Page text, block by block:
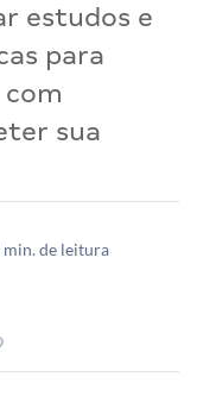
estudos e
para
sua
min. de leitura